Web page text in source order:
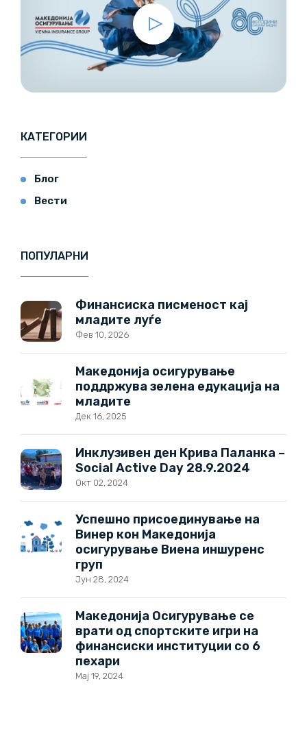
КАТЕГОРИИ
Блог
Вести
ПОПУЛАРНИ
Финансиска писменост кај
младите луѓе
Фев 10, 2026
Македонија осигурување
поддржува зелена едукација на
младите
Дек 16, 2025
Инклузивен ден Крива Паланка –
Social Active Day 28.9.2024
Окт 02, 2024
Успешно присоединување на
Винер кон Македонија
осигурување Виена иншуренс
груп
Јун 28, 2024
Македонија Осигурување се
врати од спортските игри на
финансиски институции со 6
пехари
Мај 19, 2024